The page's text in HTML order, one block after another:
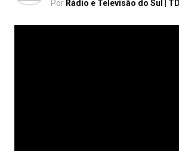
Por Rádio e Televisão do Sul |